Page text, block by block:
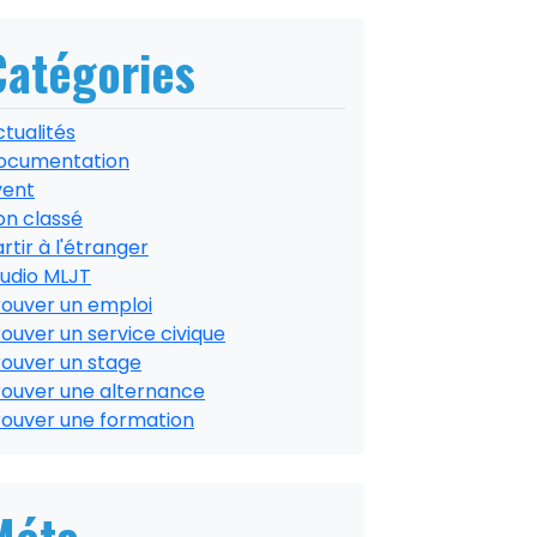
classé
à l'étranger
MLJT
un emploi
un service civique
un stage
une alternance
une formation